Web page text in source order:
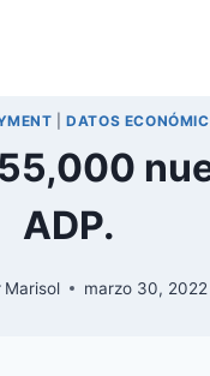
|DATOS
ADP.
Marisol marzo 30, 2022